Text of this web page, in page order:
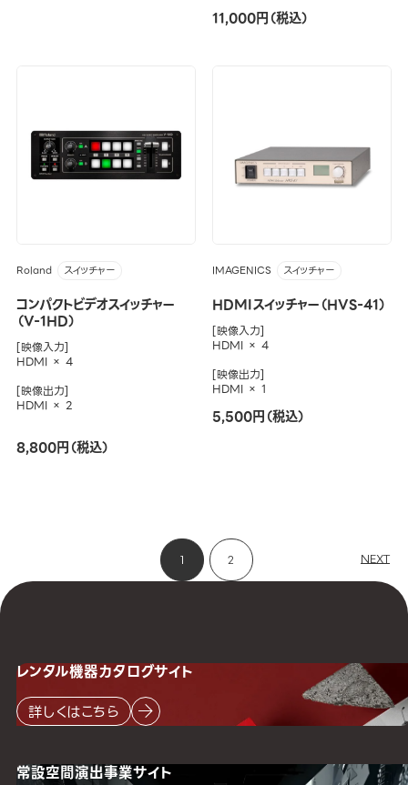
11,000円（税込）
Roland スイッチャー
コンパクトビデオスイッチャー
（V-1HD）
[映像入力]
HDMI × 4
[映像出力]
HDMI × 2
8,800円（税込）
IMAGENICS スイッチャー
HDMIスイッチャー（HVS-41）
[映像入力]
HDMI × 4
[映像出力]
HDMI × 1
5,500円（税込）
1 2 NEXT
レンタル機器カタログサイト
詳しくはこちら
常設空間演出事業サイト